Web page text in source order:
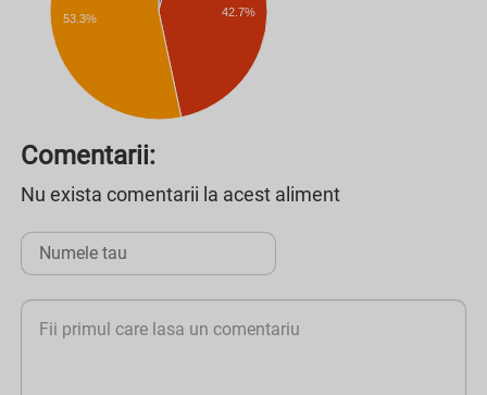
42.7%
53.3%
Comentarii:
Nu exista comentarii la acest aliment